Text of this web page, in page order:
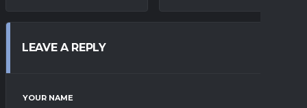
LEAVE A REPLY
YOUR NAME